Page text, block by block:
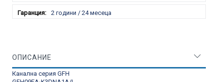
2 години / 24 месеца
ОПИСАНИЕ
Канална серия GFH